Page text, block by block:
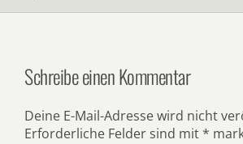
Schreibe einen Kommentar
Deine E-Mail-Adresse wird nicht
Erforderliche Felder sind mit *